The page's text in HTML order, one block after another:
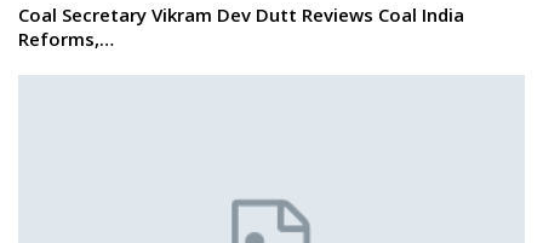
Coal Secretary Vikram Dev Dutt Reviews Coal India
Reforms,…